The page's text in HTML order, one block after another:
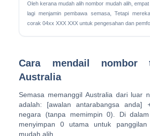
Oleh kerana mudah alih nombor mudah alih,
lagi menjamin pembawa semasa, Tetapi
corak 04xx XXX XXX untuk pengesahan dan
Cara mendail nombor
Australia
Semasa memanggil Australia dari luar
adalah: [awalan antarabangsa
negara (tanpa memimpin 0) . Di
menyimpan 0 utama untuk
mudah alih.